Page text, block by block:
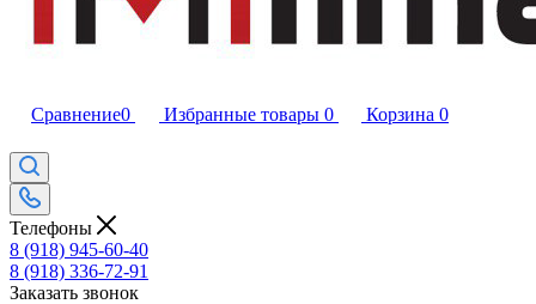
Сравнение0 Избранные товары 0 Корзина 0
Телефоны
8 (918) 945-60-40
8 (918) 336-72-91
Заказать звонок